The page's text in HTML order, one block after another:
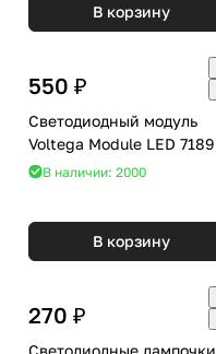
В корзину
550 ₽
Светодиодный модуль
Voltega Module LED 7189
В наличии: 2000
В корзину
270 ₽
Светодиодные лампочки